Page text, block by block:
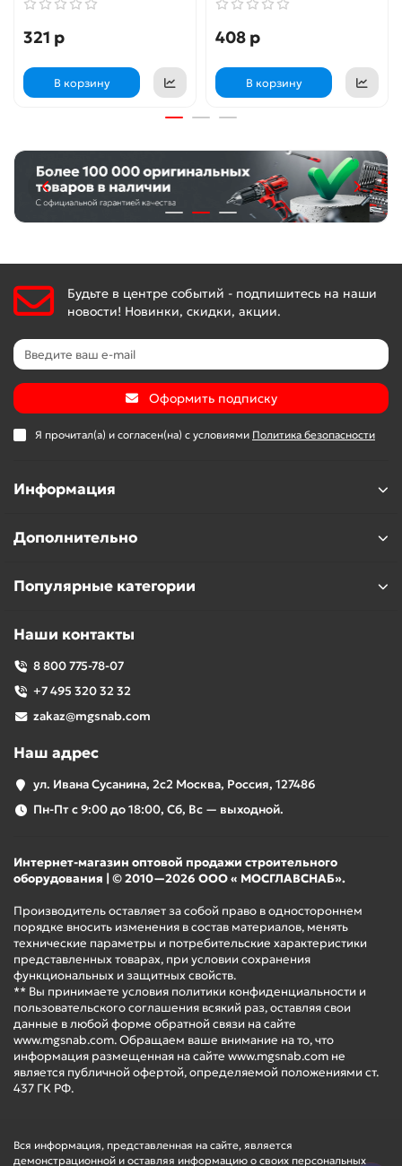
321 р
В корзину
408 р
В корзину
Вся информация, представленная на сайте, является
демонстрационной и оставляя информацию о своих персональных
Будьте в центре событий - подпишитесь на наши
новости! Новинки, скидки, акции.
Оформить подписку
Я прочитал(а) и согласен(на) с условиями Политика безопасности
Информация
Дополнительно
Популярные категории
Наши контакты
8 800 775-78-07
+7 495 320 32 32
zakaz@mgsnab.com
Наш адрес
ул. Ивана Сусанина, 2с2 Москва, Россия, 127486
Пн-Пт с 9:00 до 18:00, Сб, Вс — выходной.
Интернет-магазин оптовой продажи строительного
оборудования | © 2010—2026 ООО « МОСГЛАВСНАБ».
Производитель оставляет за собой право в одностороннем
порядке вносить изменения в состав материалов, менять
технические параметры и потребительские характеристики
представленных товарах, при условии сохранения
функциональных и защитных свойств.
** Вы принимаете условия политики конфиденциальности и
пользовательского соглашения всякий раз, оставляя свои
данные в любой форме обратной связи на сайте
www.mgsnab.com. Обращаем ваше внимание на то, что
информация размещенная на сайте www.mgsnab.com не
является публичной офертой, определяемой положениями ст.
437 ГК РФ.